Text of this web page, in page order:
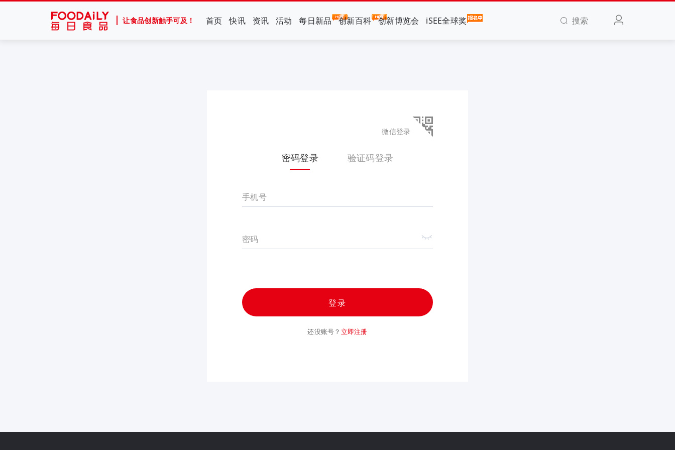
让食品创新触手可及！ 首页 快讯 资讯 活动 每日新品 创新百科 创新博览会 iSEE全球奖 搜索
微信登录
密码登录 验证码登录
手机号
密码
登录
还没账号？ 立即注册